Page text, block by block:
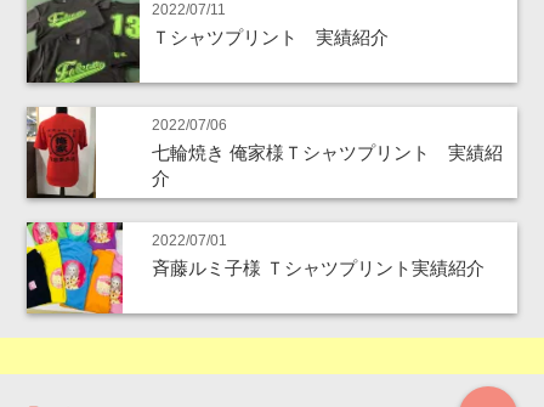
2022/07/11
Ｔシャツプリント 実績紹介
2022/07/06
七輪焼き 俺家様Ｔシャツプリント 実績紹
介
2022/07/01
斉藤ルミ子様 Ｔシャツプリント実績紹介